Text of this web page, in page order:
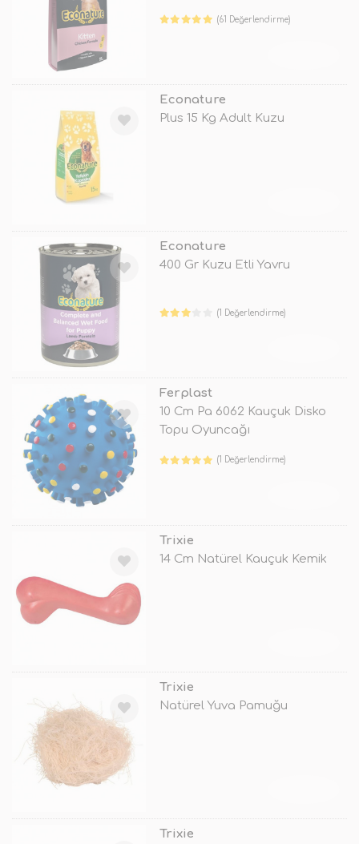
(61 Değerlendirme)
Econature
Plus 15 Kg Adult Kuzu
Econature
400 Gr Kuzu Etli Yavru
(1 Değerlendirme)
Ferplast
10 Cm Pa 6062 Kauçuk Disko
Topu Oyuncağı
(1 Değerlendirme)
Trixie
14 Cm Natürel Kauçuk Kemik
Trixie
Natürel Yuva Pamuğu
Trixie